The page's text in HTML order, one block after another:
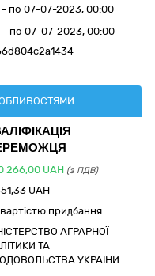
- по 07-07-2023, 00:00
- по 07-07-2023, 00:00
266,00 UAH (з ПДВ)
UAH
придбання
АГРАРНОЇ
ТА
УКРАЇНИ